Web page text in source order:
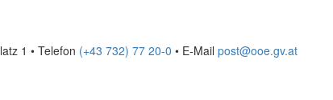
1 • Telefon (+43 732) 77 20-0 • E-Mail post@ooe.gv.at